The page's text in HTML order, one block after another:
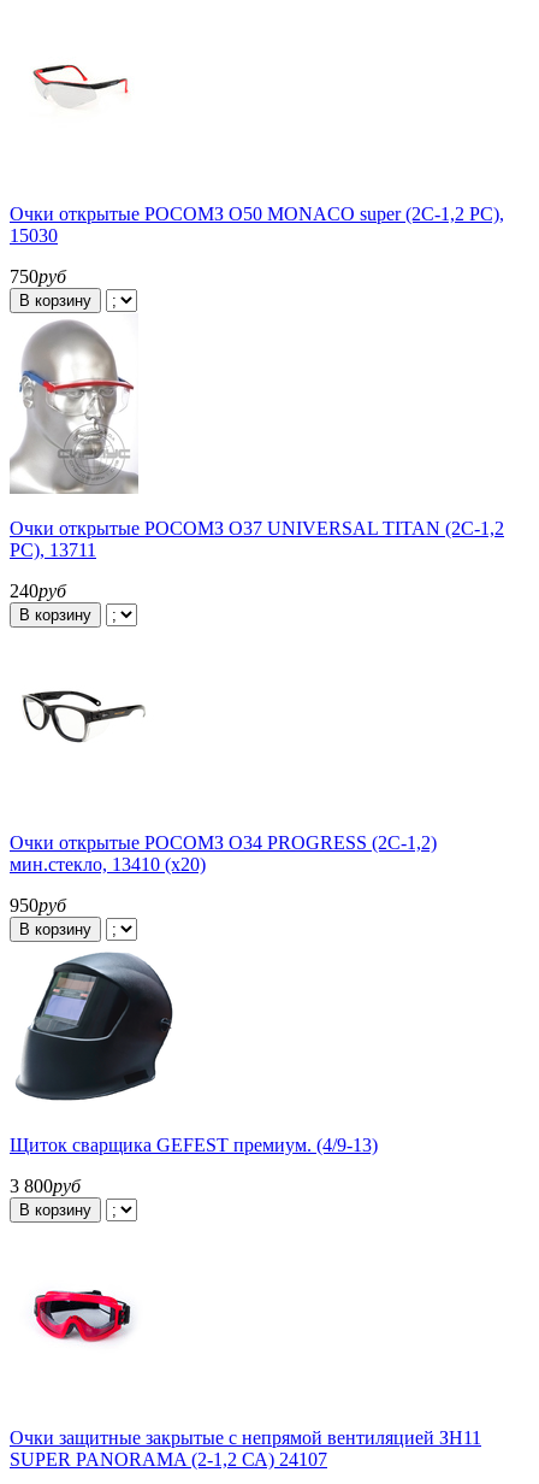
Очки открытые РОСОМЗ О50 MONACO super (2С-1,2 PC),
15030
750руб
В корзину
Очки открытые РОСОМЗ О37 UNIVERSAL TITAN (2С-1,2
PС), 13711
240руб
В корзину
Очки открытые РОСОМЗ О34 PROGRESS (2С-1,2)
мин.стекло, 13410 (х20)
950руб
В корзину
Щиток сварщика GEFEST премиум. (4/9-13)
3 800руб
В корзину
Очки защитные закрытые с непрямой вентиляцией ЗН11
SUPER PANORAMA (2-1,2 СА) 24107